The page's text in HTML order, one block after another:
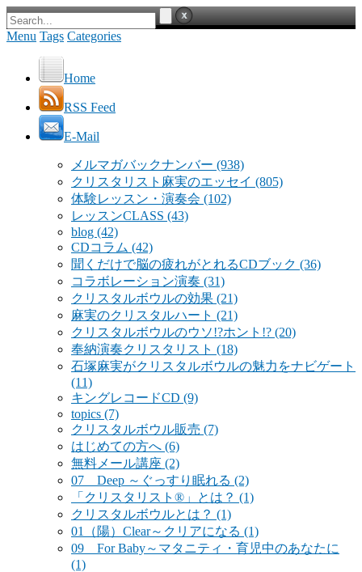
Menu Tags Categories
Home
RSS Feed
E-Mail
メルマガバックナンバー (938)
クリスタリスト麻実のエッセイ (805)
体験レッスン・演奏会 (102)
レッスンCLASS (43)
blog (42)
CDコラム (42)
聞くだけで脳の疲れがとれるCDブック (36)
コラボレーション演奏 (31)
クリスタルボウルの効果 (21)
麻実のクリスタルハート (21)
クリスタルボウルのウソ!?ホント!? (20)
奉納演奏クリスタリスト (18)
石塚麻実がクリスタルボウルの魅力をナビゲート
(11)
キングレコードCD (9)
topics (7)
クリスタルボウル販売 (7)
はじめての方へ (6)
無料メール講座 (2)
07 Deep ～ぐっすり眠れる (2)
「クリスタリスト®」とは？ (1)
クリスタルボウルとは？ (1)
01（陽）Clear～クリアになる (1)
09 For Baby～マタニティ・育児中のあなたに
(1)